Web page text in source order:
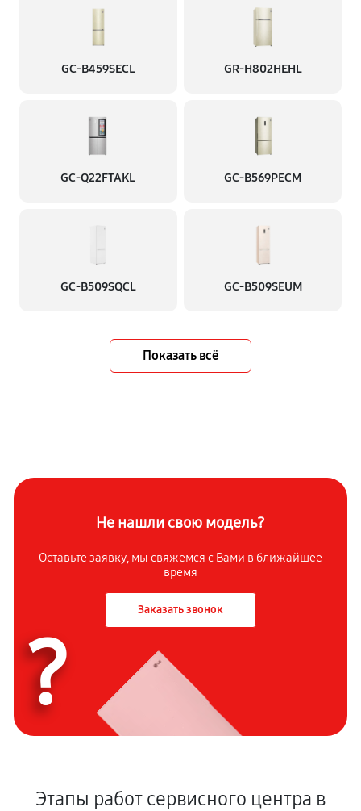
GC-B459SECL GR-H802HEHL
GC-Q22FTAKL GC-B569PECM
GC-B509SQCL GC-B509SEUM
Показать всё
Не нашли свою модель?
Оставьте заявку, мы свяжемся с Вами в ближайшее
время
Заказать звонок
?
Этапы работ сервисного центра в